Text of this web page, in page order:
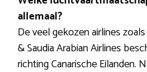
allemaal?
De veel gekozen airlines
& Saudia Arabian Airlines
richting Canarische Eilanden.